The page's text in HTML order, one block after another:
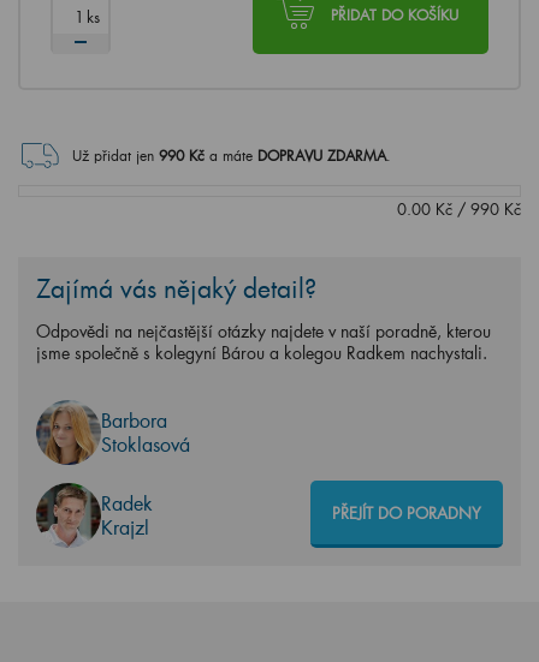
PŘIDAT DO KOŠÍKU
ks
Už přidat jen 990Kč a máte DOPRAVU ZDARMA.
0.00 Kč / 990 Kč
Zajímá vás nějaký detail?
Odpovědi na nejčastější otázky najdete v naší poradně, kterou
jsme společně s kolegyní Bárou a kolegou Radkem nachystali.
Barbora
Stoklasová
Radek
Krajzl
PŘEJÍT DO PORADNY